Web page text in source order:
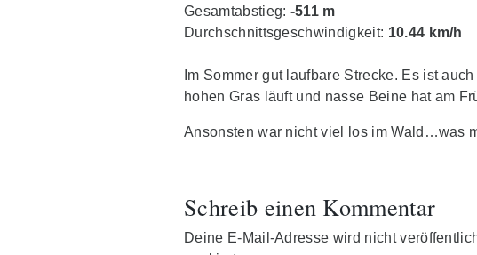
Gesamtabstieg: -511 m
Durchschnittsgeschwindigkeit: 10.44 km/h
Im Sommer gut laufbare Strecke. Es ist
hohen Gras läuft und nasse Beine hat am
Ansonsten war nicht viel los im Wald…was
Schreib einen Kommentar
Deine E-Mail-Adresse wird nicht